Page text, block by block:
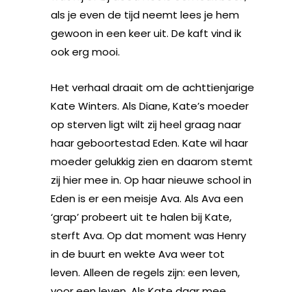
als je even de tijd neemt lees je hem
gewoon in een keer uit. De kaft vind ik
ook erg mooi.
Het verhaal draait om de achttienjarige
Kate Winters. Als Diane, Kate’s moeder
op sterven ligt wilt zij heel graag naar
haar geboortestad Eden. Kate wil haar
moeder gelukkig zien en daarom stemt
zij hier mee in. Op haar nieuwe school in
Eden is er een meisje Ava. Als Ava een
‘grap’ probeert uit te halen bij Kate,
sterft Ava. Op dat moment was Henry
in de buurt en wekte Ava weer tot
leven. Alleen de regels zijn: een leven,